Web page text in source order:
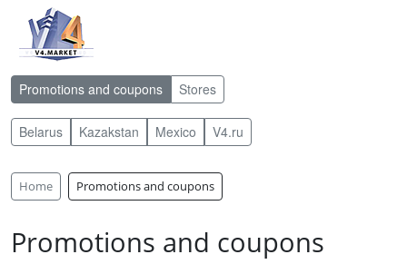
Promotions and coupons Stores
Belarus Kazakstan Mexico V4.ru
Home Promotions and coupons
Promotions and coupons